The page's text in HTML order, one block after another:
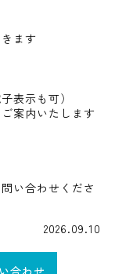
ます
表示も可）
案内いたします
い合わせくださ
2026.09.10
合わせ